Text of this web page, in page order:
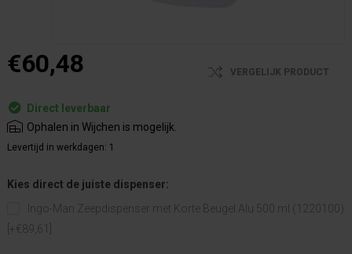
€60,48 VERGELIJK PRODUCT
Direct leverbaar
Ophalen in Wijchen is mogelijk.
Levertijd in werkdagen: 1
Kies direct de juiste dispenser:
Ingo-Man Zeepdispenser met Korte Beugel Alu 500 ml (1220100)
[+€89,61]